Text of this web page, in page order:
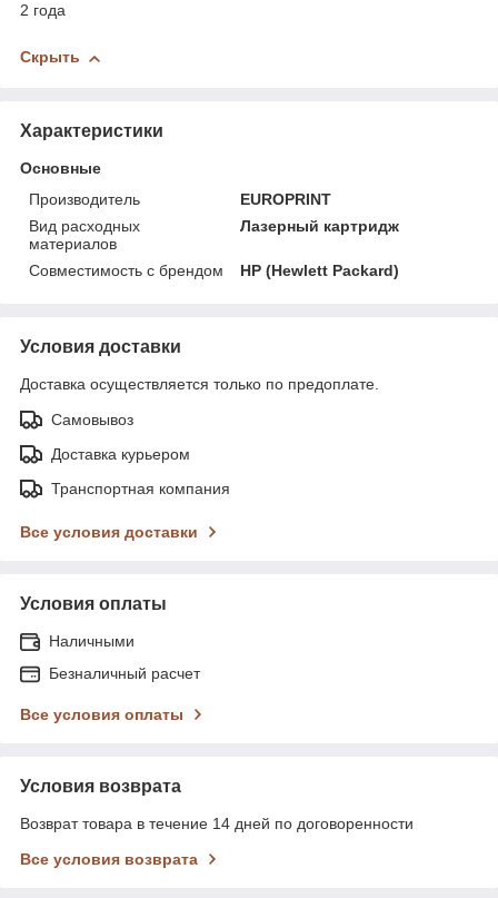
2 года
Скрыть
Характеристики
Основные
Производитель
EUROPRINT
Вид расходных
материалов
Лазерный картридж
Совместимость с брендом HP (Hewlett Packard)
Условия доставки
Доставка осуществляется только по предоплате.
Самовывоз
Доставка курьером
Транспортная компания
Все условия доставки
Условия оплаты
Наличными
Безналичный расчет
Все условия оплаты
Условия возврата
Возврат товара в течение 14 дней по договоренности
Все условия возврата